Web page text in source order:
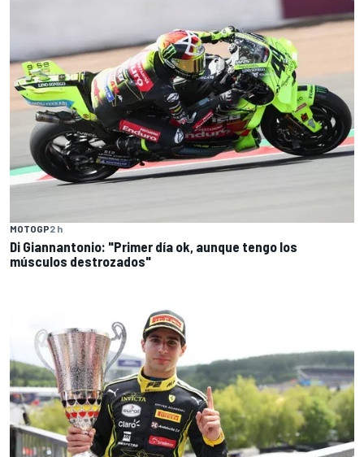
MOTOGP2 h
Di Giannantonio: "Primer día ok, aunque tengo los
músculos destrozados"